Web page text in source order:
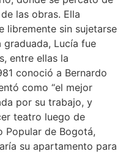
las obras. Ella
libremente sin sujetarse
Lucía fue
entre ellas la
conoció a Bernardo
como “el mejor
por su trabajo, y
teatro luego de
Popular de Bogotá,
su apartamento para